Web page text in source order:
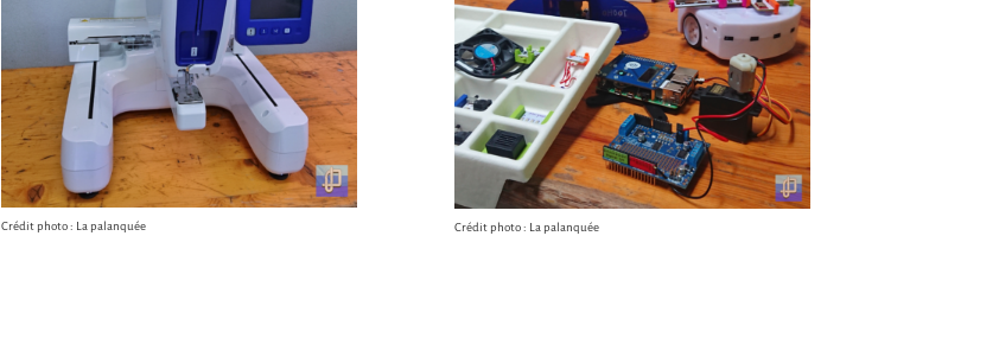
Crédit photo : La palanquée Crédit photo : La palanquée